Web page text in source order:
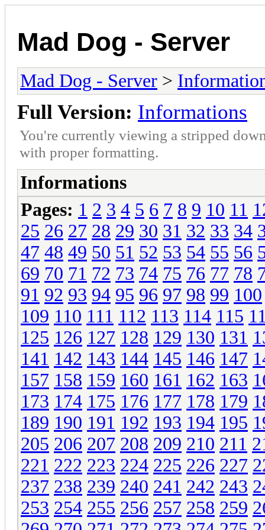
Mad Dog - Server
Mad Dog - Server >
Full Version: Informations
You're currently viewing a stripped
with proper formatting.
Informations
Pages: 1 2 3 4 5 6 7 8 9 10 11
25 26 27 28 29 30 31 32 33 34
47 48 49 50 51 52 53 54 55 56
69 70 71 72 73 74 75 76 77 78
91 92 93 94 95 96 97 98 99 100
109 110 111 112 113 114 115
125 126 127 128 129 130 131
141 142 143 144 145 146 147
157 158 159 160 161 162 163
173 174 175 176 177 178 179
189 190 191 192 193 194 195
205 206 207 208 209 210 211
221 222 223 224 225 226 227
237 238 239 240 241 242 243
253 254 255 256 257 258 259